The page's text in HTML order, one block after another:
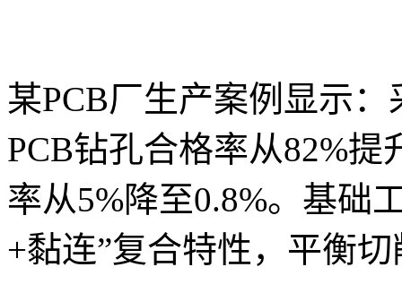
某PCB厂生产案例显示
PCB钻孔合格率从82%提
率从5%降至0.8%。基础
+黏连”复合特性，平衡